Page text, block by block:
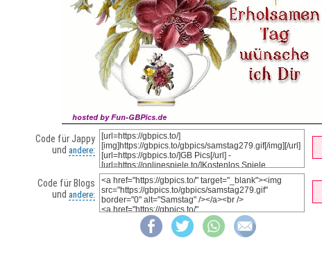
Code für Jappy
und andere:
Code für Blogs
und andere: